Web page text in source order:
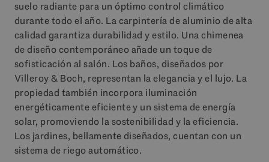
suelo radiante para un óptimo control climático
durante todo el año. La carpintería de aluminio de alta
calidad garantiza durabilidad y estilo. Una chimenea
de diseño contemporáneo añade un toque de
sofisticación al salón. Los baños, diseñados por
Villeroy & Boch, representan la elegancia y el lujo. La
propiedad también incorpora iluminación
energéticamente eficiente y un sistema de energía
solar, promoviendo la sostenibilidad y la eficiencia.
Los jardines, bellamente diseñados, cuentan con un
sistema de riego automático.